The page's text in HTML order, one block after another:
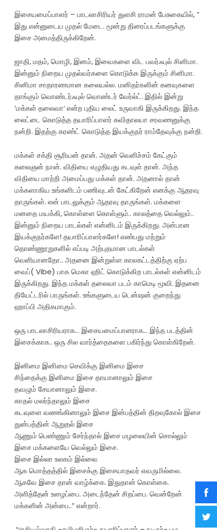
இசையமைப்பாளர் – பாடலாசிரியர் துளசி ராமன் பேசுகையில், ”
இது என்னுடைய முதல் மேடை. மூன்று திரைப்படங்களுக்கு
இசை அமைத்திருக்கிறேன்.
ஜாதி, மதம், மொழி, இனம், இவைகளை விட பவர்ஃபுல் சினிமா.
இன்னும் நிறைய முதல்வர்களை கொடுக்க இருக்கும் சினிமா.
சினிமா சாதாரணமான கலையல்ல. மனிதர்களின் கனவுகளை
தாங்கும் வொண்டர்ஃபுல் வொண்டர் வேர்ல்ட். இதில் இன்று
‘மக்கள் தலைவா’ என்ற புதிய லைட் உருவாகி இருக்கிறது. இந்த
லைட்டை கொடுத்த தயாரிப்பாளர் கவிதாலயா சரவணனுக்கு
நன்றி. இதற்கு கரண்ட் கொடுத்த இயக்குநர் ராம்தேவுக்கு நன்றி.
மக்கள் சக்தி சூரியன் தான். அதன் வெளிச்சம் கேட்கும்
கலைஞன் நான். விதியை எழுதியது கடவுள் தான். அந்த
விதியை மாற்றி அமைப்பது மக்கள் தான். அதனால் தான்
மக்களாகிய உங்களிடம் பணிவுடன் கேட்கிறேன் எனக்கு ஆதரவு
தாருங்கள். என் பாடலுக்கும் ஆதரவு தாருங்கள். மக்களை
மனதை மயக்கி, கொள்ளை கொள்ளும்.. காலத்தை வெல்லும்..
இன்னும் நிறைய பாடல்கள் என்னிடம் இருக்கிறது. அன்பான
இயக்குநர்களே! தயாரிப்பாளர்களே! எண்பது மற்றும்
தொண்ணூறுகளில் எப்படி அற்புதமான பாடல்கள்
வெளியானதோ.. அதனை இன்றுள்ள காலகட்டத்திற்கு ஏற்ப
வைப்( Vibe) பாக மெகா ஹிட் கொடுக்கிற பாடல்கள் என்னிடம்
இருக்கிறது. இந்த மக்கள் தலைவா படம் காமெடி மூவி. இதனை
தியேட்டரில் பாருங்கள். உங்களுடைய டென்ஷன் குறைந்து
ஹாப்பி அதிகமாகும்.
ஒரு பாடலாசிரியராக… இசையமைப்பாளராக… இந்த படத்தின்
இசைக்காக.. ஒரு சில வார்த்தைகளை பகிர்ந்து கொள்கிறேன்.
இனிமை இனிமை செவிக்கு இனிமை இசை
சிந்தைக்கு இனிமை இசை தாயானாலும் இசை
தவழும் சேயானாலும் இசை.
காதல் மலர்ந்தாலும் இசை
கடவுளை வணங்கினாலும் இசை இன்பத்தின் திறவுகோல் இசை
துன்பத்தின் ஆறுதல் இசை
ஆணும் பெண்ணும் சேர்ந்தால் இசை மழலையின் சொல்லும்
இசை மக்களையே வெல்லும் இசை.
இசை இல்லா உலகம் இல்லை.
ஆக மொத்தத்தில் இசைக்கு இசையாதவர் எவருமில்லை.
ஆகவே இசை தான் வாழ்க்கை. இதுதான் கொள்கை.
அளித்தேன் உழைப்பை. அடைந்தேன் சிறப்பை. வென்றேன்
மக்களின் அன்பை..” என்றார்.